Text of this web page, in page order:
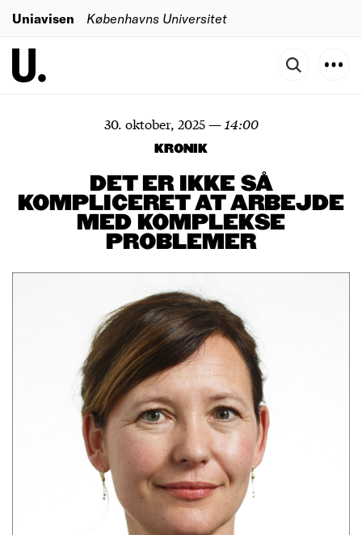
Uniavisen Københavns Universitet
30. oktober, 2025— 14:00
KRONIK
DET ER IKKE SÅ
KOMPLICERET AT ARBEJDE
MED KOMPLEKSE
PROBLEMER